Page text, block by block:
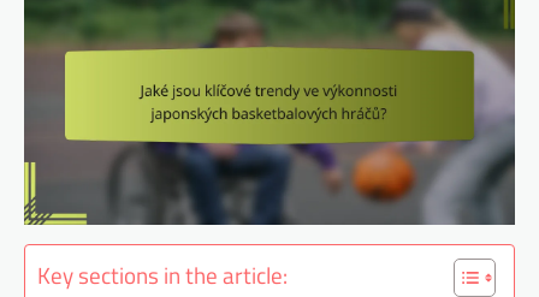
Key sections in the article: